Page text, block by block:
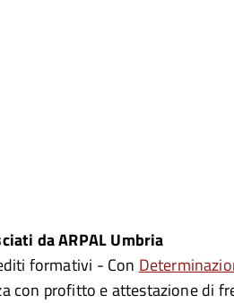
da ARPAL Umbria
formativi - Con
profitto e attestazione di